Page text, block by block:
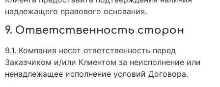
надлежащего правового основания.
9. Ответственность сторон
9.1. Компания несет ответственность перед
Заказчиком и/или Клиентом за неисполнение или
ненадлежащее исполнение условий Договора.